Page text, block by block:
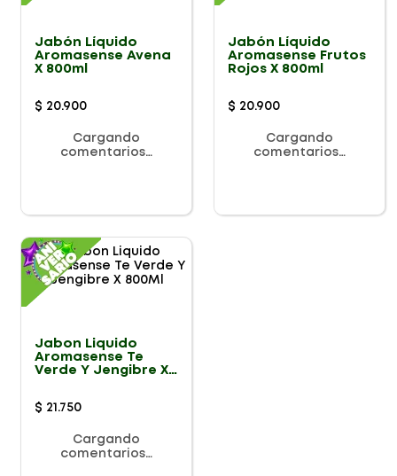
Jabón Líquido
Aromasense Avena
X 800ml
$ 20.900
Cargando
comentarios…
Jabón Líquido
Aromasense Frutos
Rojos X 800ml
$ 20.900
Cargando
comentarios…
Jabon Liquido
Aromasense Te
Verde Y Jengibre X
$ 21 .750
Cargando
comentarios…